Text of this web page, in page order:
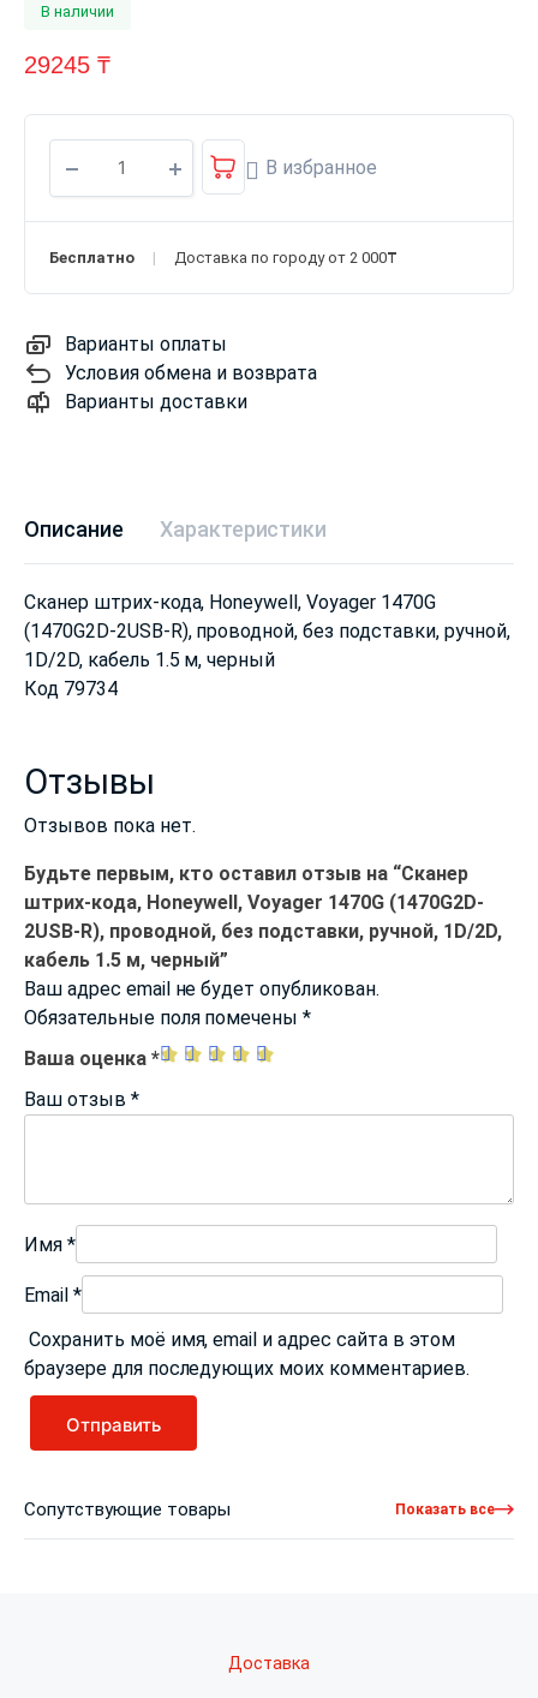
В наличии
29245 ₸
В избранное
Бесплатно Доставка по городу от 2 000₸
Варианты оплаты
Условия обмена и возврата
Варианты доставки
Описание Характеристики
Сканер штрих-кода, Honeywell, Voyager 1470G
(1470G2D-2USB-R), проводной, без подставки, ручной,
1D/2D, кабель 1.5 м, черный
Код 79734
Отзывы
Отзывов пока нет.
Будьте первым, кто оставил отзыв на “Сканер
штрих-кода, Honeywell, Voyager 1470G (1470G2D-
2USB-R), проводной, без подставки, ручной, 1D/2D,
кабель 1.5 м, черный”
Ваш адрес email не будет опубликован.
Обязательные поля помечены*
Ваша оценка *
Ваш отзыв *
Имя *
Email *
Сохранить моё имя, email и адрес сайта в этом
браузере для последующих моих комментариев.
Сопутствующие товары Показать все
Доставка